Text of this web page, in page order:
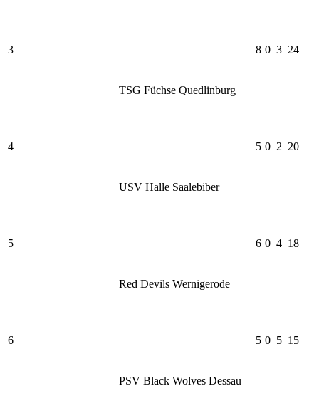
3
TSG Füchse Quedlinburg
8 0 3 24
4
USV Halle Saalebiber
5 0 2 20
5
Red Devils Wernigerode
6 0 4 18
6
PSV Black Wolves Dessau
5 0 5 15